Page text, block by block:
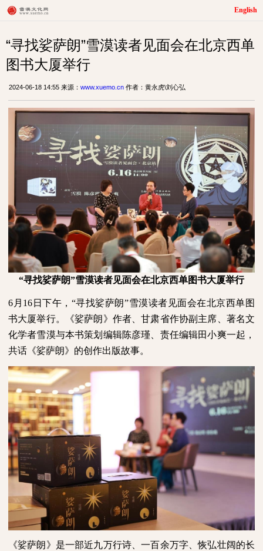
English
“寻找娑萨朗”雪漠读者见面会在北京西单
图书大厦举行
2024-06-18 14:55 来源： www.xuemo.cn 作者：黄永虎\刘心弘
“寻找娑萨朗”雪漠读者见面会在北京西单图书大厦举行
6 月 16 日下午，“寻找娑萨朗”雪漠读者见面会在北京西单图
书大厦举行。《娑萨朗》作者、甘肃省作协副主席、著名文
化学者雪漠与本书策划编辑陈彦瑾、责任编辑田小爽一起，
共话《娑萨朗》的创作出版故事。
《娑萨朗》是一部近九万行诗、一百余万字、恢弘壮阔的长